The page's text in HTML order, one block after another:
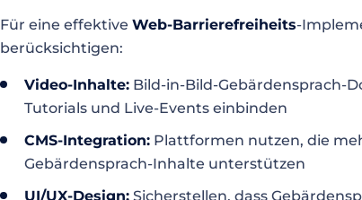
Für eine effektive Web-Barrierefreiheits-
berücksichtigen:
Video-Inhalte: Bild-in-Bild-Gebärdensprach-
Tutorials und Live-Events einbinden
CMS-Integration: Plattformen nutzen, die
Gebärdensprach-Inhalte unterstützen
UI/UX-Design: Sicherstellen, dass